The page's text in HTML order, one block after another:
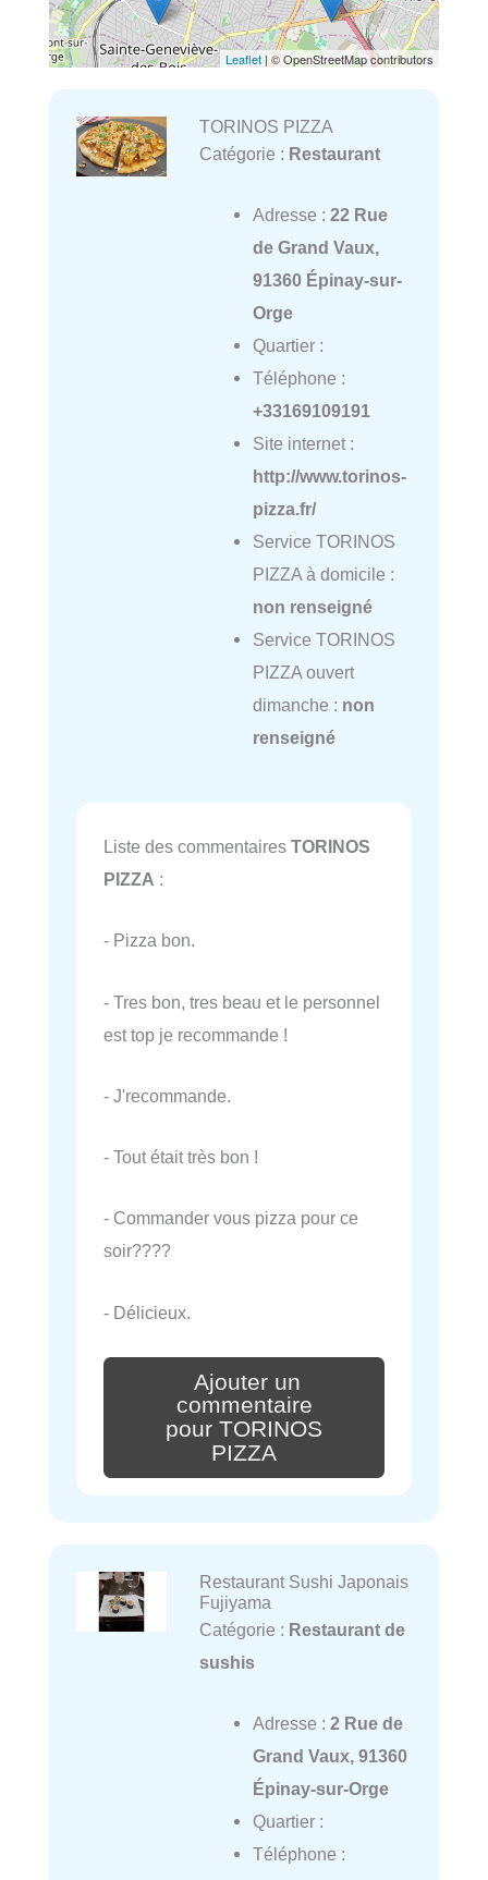
Leaflet | © OpenStreetMap contributors
TORINOS PIZZA
Catégorie : Restaurant
Adresse : 22 Rue
de Grand Vaux,
91360 Épinay-sur-
Orge
Quartier :
Téléphone :
+33169109191
Site internet :
http://www.torinos-
pizza.fr/
Service TORINOS
PIZZA à domicile :
non renseigné
Service TORINOS
PIZZA ouvert
dimanche : non
renseigné
Liste des commentaires TORINOS
PIZZA :
- Pizza bon.
- Tres bon, tres beau et le personnel
est top je recommande !
- J'recommande.
- Tout était très bon !
- Commander vous pizza pour ce
soir????
- Délicieux.
Ajouter un
commentaire
pour TORINOS
PIZZA
Restaurant Sushi Japonais
Fujiyama
Catégorie : Restaurant de
sushis
Adresse : 2 Rue de
Grand Vaux, 91360
Épinay-sur-Orge
Quartier :
Téléphone :